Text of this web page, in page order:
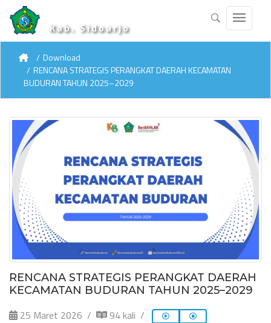
Kab. Sidoarjo
Download
RENCANA STRATEGIS PERANGKAT DAERAH KECAMATAN
BUDURAN TAHUN 2025–2029
RENCANA STRATEGIS PERANGKAT DAERAH
KECAMATAN BUDURAN TAHUN 2025–2029
25 Maret 2026
94 kali